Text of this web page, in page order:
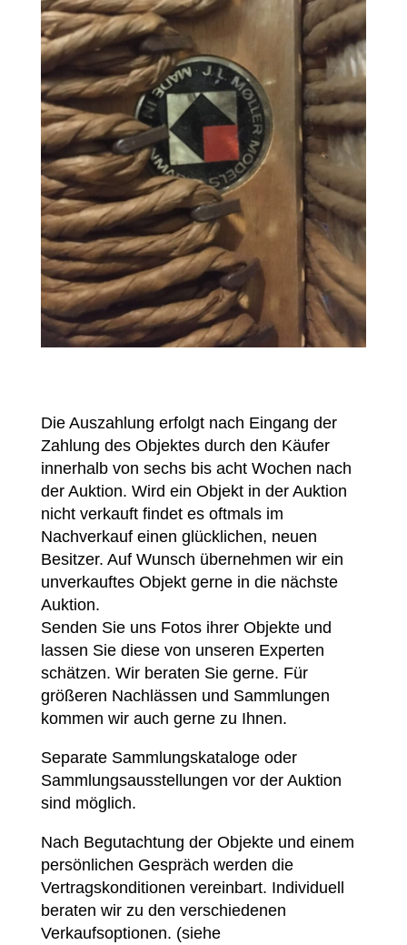
Die Auszahlung erfolgt nach Eingang der
Zahlung des Objektes durch den Käufer
innerhalb von sechs bis acht Wochen nach
der Auktion. Wird ein Objekt in der Auktion
nicht verkauft findet es oftmals im
Nachverkauf einen glücklichen, neuen
Besitzer. Auf Wunsch übernehmen wir ein
unverkauftes Objekt gerne in die nächste
Auktion.
Senden Sie uns Fotos ihrer Objekte und
lassen Sie diese von unseren Experten
schätzen. Wir beraten Sie gerne. Für
größeren Nachlässen und Sammlungen
kommen wir auch gerne zu Ihnen.
Separate Sammlungskataloge oder
Sammlungsausstellungen vor der Auktion
sind möglich.
Nach Begutachtung der Objekte und einem
persönlichen Gespräch werden die
Vertragskonditionen vereinbart. Individuell
beraten wir zu den verschiedenen
Verkaufsoptionen. (siehe